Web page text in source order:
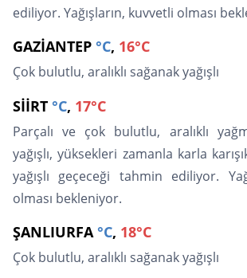
ediliyor. Yağışların, kuvvetli olması
GAZİANTEP °C, 16°C
Çok bulutlu, aralıklı sağanak yağışlı
SİİRT °C, 17°C
Parçalı ve çok bulutlu, aralıklı
yağışlı, yüksekleri zamanla karla
yağışlı geçeceği tahmin ediliyor.
olması bekleniyor.
ŞANLIURFA °C, 18°C
Çok bulutlu, aralıklı sağanak yağışlı